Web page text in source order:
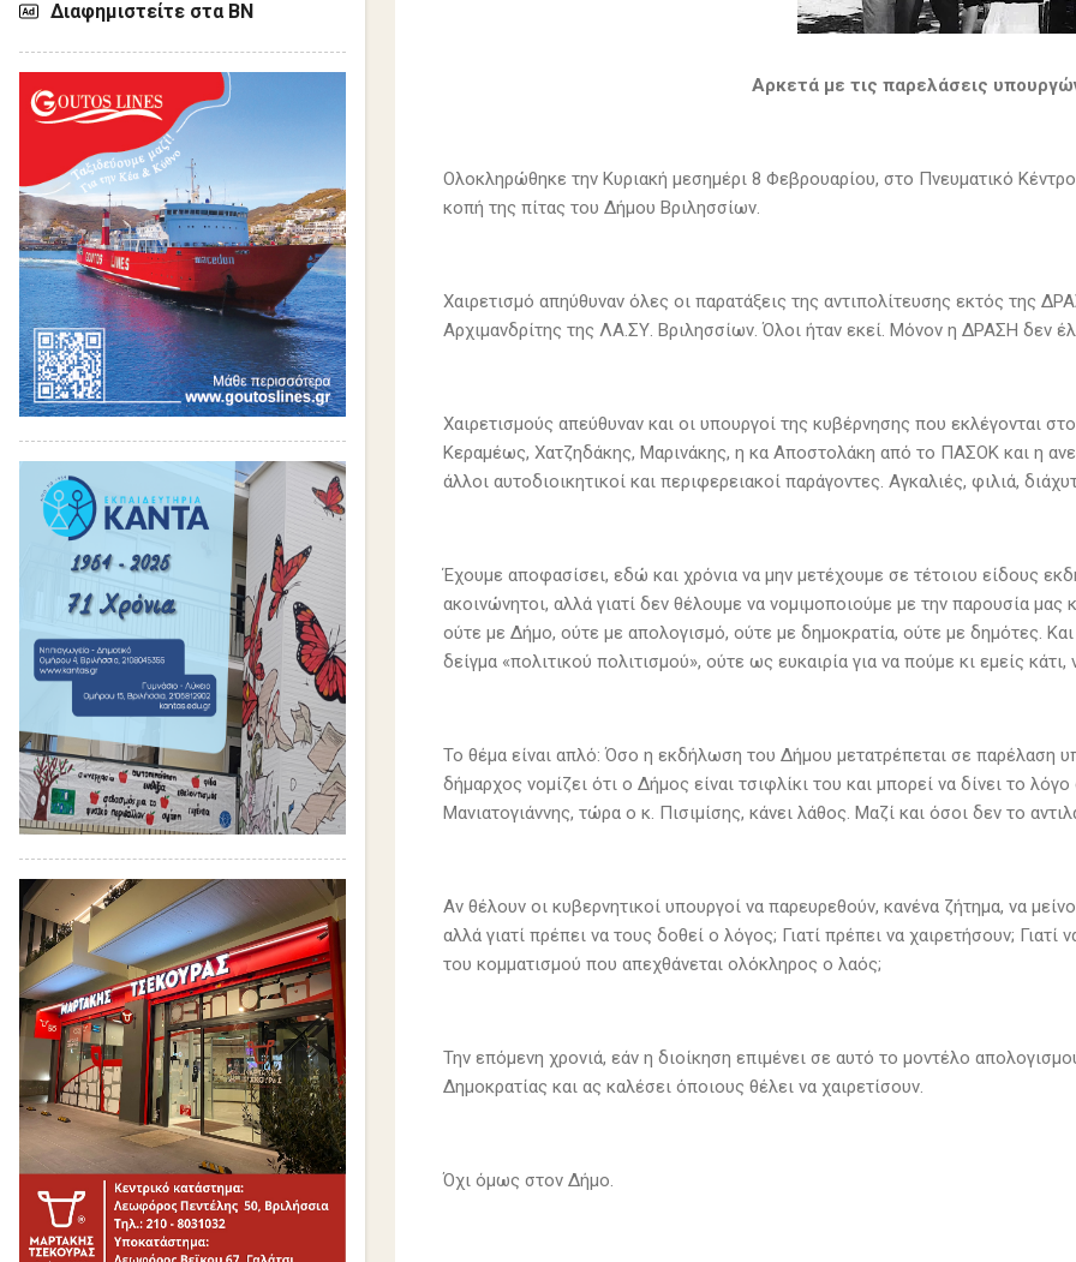
Αρκετά με τις παρελάσεις
Ολοκληρώθηκε την Κυριακή μεσημέρι 8 Φεβρουαρίου, στο Πνευματικό
κοπή της πίτας του Δήμου Βριλησσίων.
Χαιρετισμό απηύθυναν όλες οι παρατάξεις της αντιπολίτευσης εκτός της
Αρχιμανδρίτης της ΛΑ.ΣΥ. Βριλησσίων. Όλοι ήταν εκεί. Μόνον η ΔΡΑΣΗ δεν
Χαιρετισμούς απεύθυναν και οι υπουργοί της κυβέρνησης που εκλέγονται
Κεραμέως, Χατζηδάκης, Μαρινάκης, η κα Αποστολάκη από το ΠΑΣΟΚ και η
άλλοι αυτοδιοικητικοί και περιφερειακοί παράγοντες. Αγκαλιές, φιλιά,
Έχουμε αποφασίσει, εδώ και χρόνια να μην μετέχουμε σε τέτοιου είδους
ακοινώνητοι, αλλά γιατί δεν θέλουμε να νομιμοποιούμε με την παρουσία
ούτε με Δήμο, ούτε με απολογισμό, ούτε με δημοκρατία, ούτε με δημότες.
δείγμα «πολιτικού πολιτισμού», ούτε ως ευκαιρία για να πούμε κι εμείς
Το θέμα είναι απλό: Όσο η εκδήλωση του Δήμου μετατρέπεται σε παρέλαση
δήμαρχος νομίζει ότι ο Δήμος είναι τσιφλίκι του και μπορεί να δίνει το
Μανιατογιάννης, τώρα ο κ. Πισιμίσης, κάνει λάθος. Μαζί και όσοι δεν το
Αν θέλουν οι κυβερνητικοί υπουργοί να παρευρεθούν, κανένα ζήτημα, να
αλλά γιατί πρέπει να τους δοθεί ο λόγος; Γιατί πρέπει να χαιρετήσουν;
του κομματισμού που απεχθάνεται ολόκληρος ο λαός;
Την επόμενη χρονιά, εάν η διοίκηση επιμένει σε αυτό το μοντέλο
Δημοκρατίας και ας καλέσει όποιους θέλει να χαιρετίσουν.
Όχι όμως στον Δήμο.
Διαφημιστείτε στα ΒΝ